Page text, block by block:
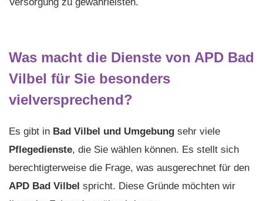
Was macht die Dienste von APD Bad
Vilbel für Sie besonders
vielversprechend?
Es gibt in Bad Vilbel und Umgebung sehr viele
Pflegedienste, die Sie wählen können. Es stellt sich
berechtigterweise die Frage, was ausgerechnet für den
APD Bad Vilbel spricht. Diese Gründe möchten wir